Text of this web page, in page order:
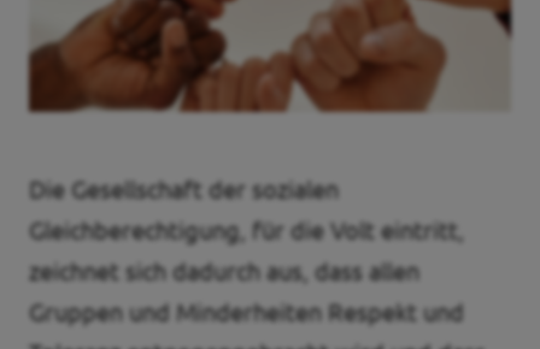
Deine Spende für Volt!
Jobs bei Volt
Die Gesellschaft der sozialen
Gleichberechtigung, für die Volt eintritt,
zeichnet sich dadurch aus, dass allen
Gruppen und Minderheiten Respekt und